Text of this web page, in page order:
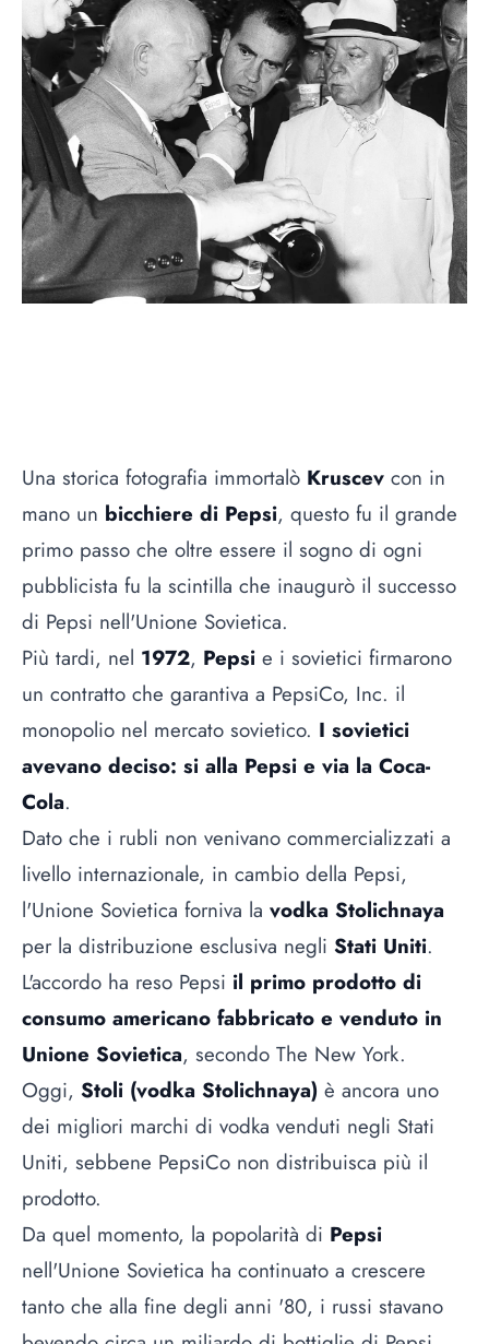
Una storica fotografia immortalò Kruscev con in
mano un bicchiere di Pepsi, questo fu il grande
primo passo che oltre essere il sogno di ogni
pubblicista fu la scintilla che inaugurò il successo
di Pepsi nell'Unione Sovietica.
Più tardi, nel 1972, Pepsi e i sovietici firmarono
un contratto che garantiva a PepsiCo, Inc. il
monopolio nel mercato sovietico. I sovietici
avevano deciso: si alla Pepsi e via la Coca-
Cola.
Dato che i rubli non venivano commercializzati a
livello internazionale, in cambio della Pepsi,
l'Unione Sovietica forniva la vodka Stolichnaya
per la distribuzione esclusiva negli Stati Uniti.
L'accordo ha reso Pepsi il primo prodotto di
consumo americano fabbricato e venduto in
Unione Sovietica, secondo The New York.
Oggi, Stoli (vodka Stolichnaya) è ancora uno
dei migliori marchi di vodka venduti negli Stati
Uniti, sebbene PepsiCo non distribuisca più il
prodotto.
Da quel momento, la popolarità di Pepsi
nell'Unione Sovietica ha continuato a crescere
tanto che alla fine degli anni '80, i russi stavano